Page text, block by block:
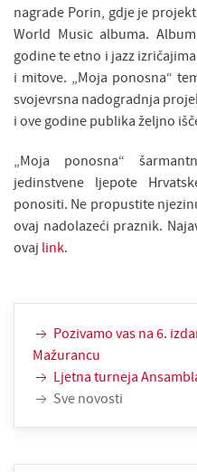
nagrade Porin, gdje je
World Music albuma.
godine te etno i jazz
i mitove. „Moja ponosna“
svojevrsna nadogradnja
i ove godine publika željno
„Moja ponosna“
jedinstvene ljepote
ponositi. Ne propustite
ovaj nadolazeći praznik.
ovaj link.
Pozivamo vas na 6.
Mažurancu
Ljetna turneja
Sve novosti